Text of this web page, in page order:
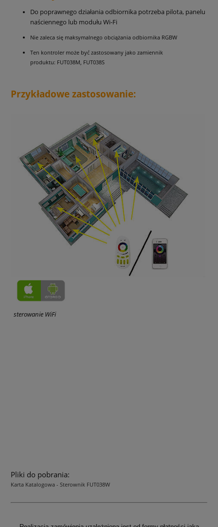
Do poprawnego działania odbiornika potrzeba pilota, panelu
naściennego lub modułu Wi-Fi
Nie zaleca się maksymalnego obciążania odbiornika RGBW
Ten kontroler może być zastosowany jako zamiennik
produktu: FUT038M, FUT038S
Przykładowe zastosowanie:
sterowanie WiFi
Pliki do pobrania:
Karta Katalogowa - Sterownik FUT038W